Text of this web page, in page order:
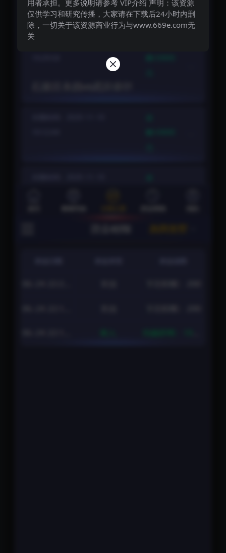
用者承担。更多说明请参考 VIP介绍 声明：该资源
仅供学习和研究传播，大家请在下载后24小时内删
除，一切关于该资源商业行为与www.669e.com无
关